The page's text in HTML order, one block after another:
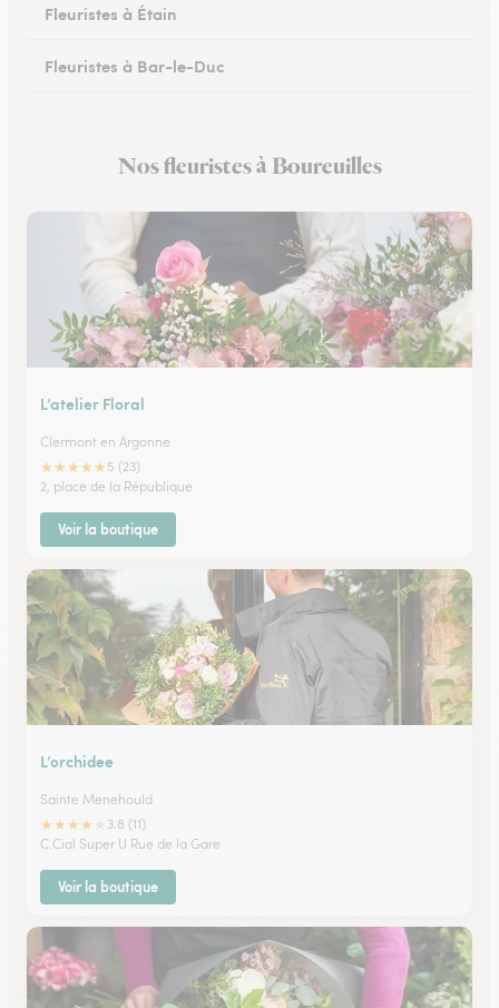
Fleuristes à Étain
Fleuristes à Bar-le-Duc
Fleuristes à Clermont-en-Argonne
Nos fleuristes à Boureuilles
L’atelier Floral
Clermont en Argonne
★★★★★ 5 (23)
2, place de la République
Voir la boutique
L’orchidee
Sainte Menehould
★★★★
3.8 (11)
C.Cial Super U Rue de la Gare
Voir la boutique